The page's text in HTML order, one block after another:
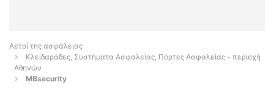
Αετοί της ασφάλειας
Κλειδαράδες, Συστήματα Ασφαλείας, Πόρτες Ασφαλείας - περιοχή
Αθηνών
MBsecurity